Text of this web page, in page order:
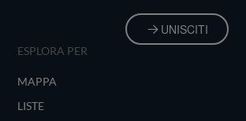
UNISCITI
ESPLORA PER
MAPPA
LISTE